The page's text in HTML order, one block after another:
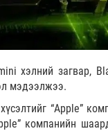
хэлний загвар,
мэдээлжээ.
“Apple”
компанийн